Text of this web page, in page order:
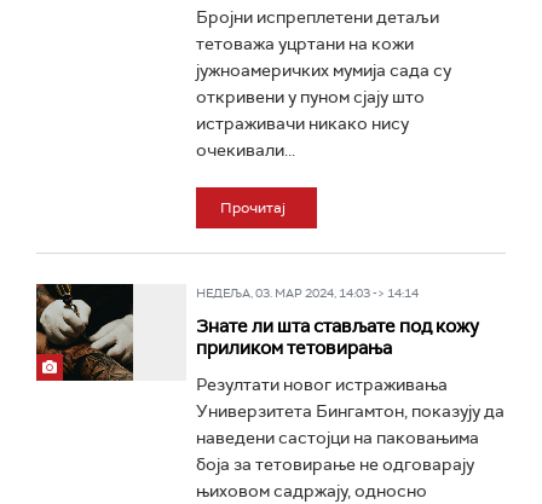
Бројни испреплетени детаљи
тетоважа уцртани на кожи
јужноамеричких мумија сада су
откривени у пуном сјају што
истраживачи никако нису
очекивали...
Прочитај
НЕДЕЉА, 03. МАР 2024, 14:03 -> 14:14
Знате ли шта стављате под кожу
приликом тетовирања
Резултати новог истраживања
Универзитета Бингамтон, показују да
наведени састојци на паковањима
боја за тетовирање не одговарају
њиховом садржају, односно